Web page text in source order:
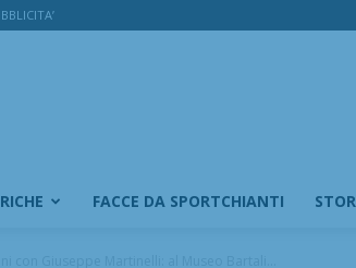
FACCE DA SPORTCHIANTI